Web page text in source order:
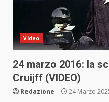
Video
24 marzo 2016: la
Cruijff (VIDEO)
Redazione 24 Marzo